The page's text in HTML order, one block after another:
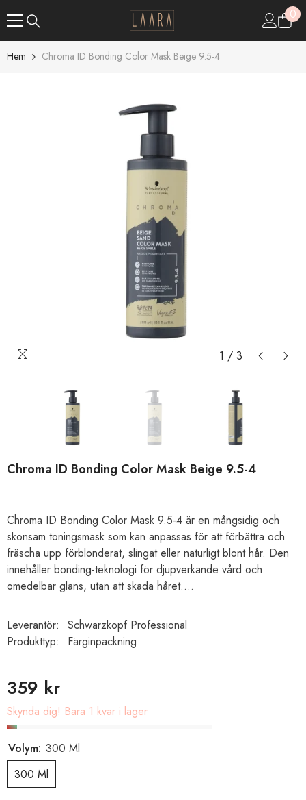
00
Hem Chroma ID Bonding Color Mask Beige 9.5-4
1 / 3
Chroma ID Bonding Color Mask Beige 9.5-4
Chroma ID Bonding Color Mask 9.5-4 är en mångsidig och
skonsam toningsmask som kan anpassas för att förbättra och
fräscha upp förblonderat, slingat eller naturligt blont hår. Den
innehåller bonding-teknologi för djupverkande vård och
omedelbar glans, utan att skada håret....
Leverantör:
Schwarzkopf Professional
Produkttyp:
Färginpackning
359 kr
Skynda dig! Bara 1 kvar i lager
Volym: 300 Ml
300 Ml